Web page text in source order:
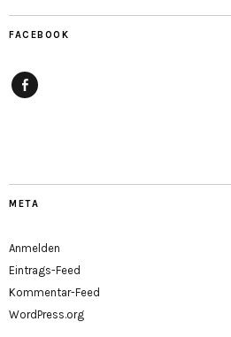
FACEBOOK
META
Anmelden
Eintrags-Feed
Kommentar-Feed
WordPress.org